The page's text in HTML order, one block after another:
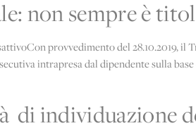
non sempre è
provvedimento del 28.10.2019, il
intrapresa dal dipendente sulla
di individuazione